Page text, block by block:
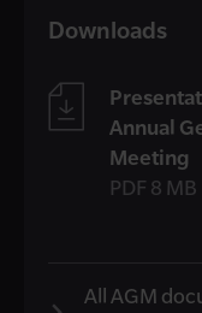
Downloads
Annual
Meeting
PDF 8 MB
All AGM